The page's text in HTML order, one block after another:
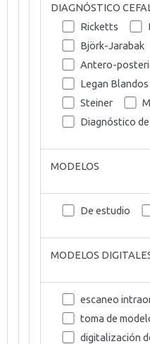
DIAGNÓSTICO
Ricketts
Björk-Jarabak
Antero-
Legan Blandos
Steiner
Diagnóstico
MODELOS
De estudio
MODELOS
escaneo
toma de
digitalización